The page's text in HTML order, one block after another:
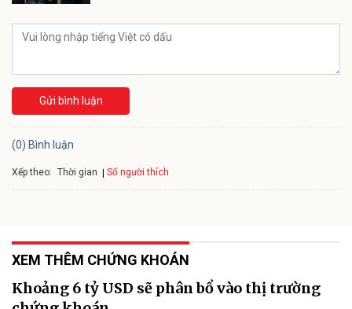
Gửi bình luận
(0) Bình luận
Xếp theo: Thời gian Số người thích
XEM THÊM CHỨNG KHOÁN
Khoảng 6 tỷ USD sẽ phân bổ vào thị trường